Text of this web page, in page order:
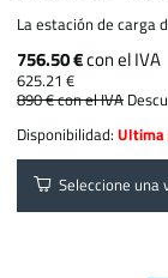
La estación de carga
756.50 €con el IVA
625.21 €
890 €con el IVA
Disponibilidad:Ultima
Seleccione una